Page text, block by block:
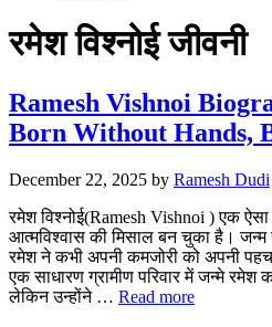
रमेश विश्नोई जीवनी
Ramesh Vishnoi
Born Without Hands,
December 22, 2025 by Ramesh Dudi
रमेश विश्नोई(Ramesh Vishnoi ) एक
आत्मविश्वास की मिसाल बन चुका है। जन्म
रमेश ने कभी अपनी कमजोरी को अपनी
एक साधारण ग्रामीण परिवार में जन्मे रमेश
लेकिन उन्होंने … Read more